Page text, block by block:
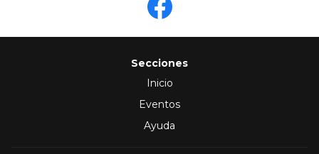
Secciones
Inicio
Eventos
Ayuda